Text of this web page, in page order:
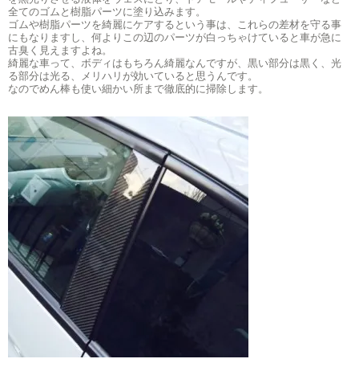
全てのゴムと樹脂パーツに塗り込みます。
ゴムや樹脂パーツを綺麗にケアするという事は、これらの差材を守る事
にもなりますし、何よりこの辺のパーツが白っちゃけていると車が急に
古臭く見えますよね。
綺麗な車って、ボディはもちろん綺麗なんですが、黒い部分は黒く、光
る部分は光る、メリハリが効いていると思うんです。
なのでめん棒も使い細かい所まで徹底的に掃除します。